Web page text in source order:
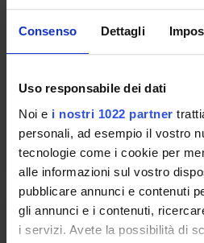
Consenso Dettagli
Uso responsabile dei dati
Noi e i nostri 1022 partner
personali, ad esempio il vostro
tecnologie come i cookie per
alle informazioni sul vostro
pubblicare annunci e contenuti
gli annunci e i contenuti,
i servizi. Avete la possibilità di
Period
TIROCINIO 1° E 2°
ANNUALI)
Academic staff
Luciano Malchiodi
Lessons timetable
ATTIVITA' PRATICA